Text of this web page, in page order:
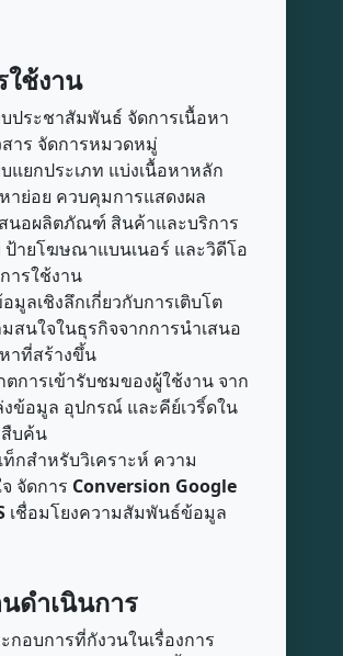
ใช้งาน
ประชาสัมพันธ์ จัดการเนื้อหา
าร จัดการหมวดหมู่
แยกประเภท แบ่งเนื้อหาหลัก
าย่อย ควบคุมการแสดงผล
นอผลิตภัณฑ์ สินค้าและบริการ
ป้ายโฆษณาแบนเนอร์ และวิดีโอ
ารใช้งาน
มูลเชิงลึกเกี่ยวกับการเติบโต
สนใจในธุรกิจจากการนำเสนอ
าที่สร้างขึ้น
ตการเข้ารับชมของผู้ใช้งาน จาก
ข้อมูล อุปกรณ์ และคีย์เวริ์ดใน
บค้น
กสำหรับวิเคราะห์ ความ
จัดการ Conversion Google
เชื่อมโยงความสัมพันธ์ข้อมูล
ดำเนินการ
กอบการที่กังวนในเรื่องการ